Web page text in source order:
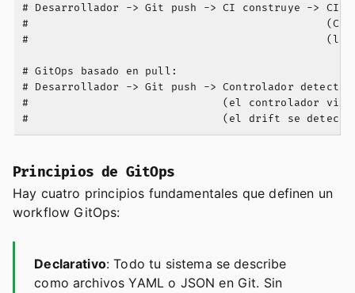
# Desarrollador -> Git push -> CI construye -> CI
#                                              (CI
#                                              (los
# GitOps basado en pull:
# Desarrollador -> Git push -> Controlador detecta
#                              (el controlador vive
Principios de GitOps
Hay cuatro principios fundamentales que definen un
workflow GitOps:
Declarativo: Todo tu sistema se describe
como archivos YAML o JSON en Git. Sin